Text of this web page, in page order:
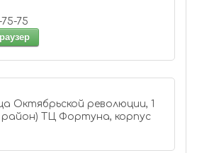
23-75-75
Октябрьской революции, 1
ТЦ Фортуна, корпус